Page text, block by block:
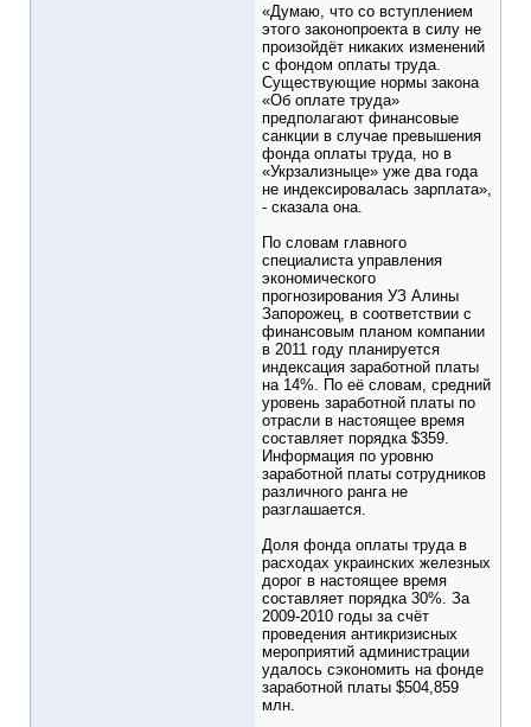
«Думаю, что со вступлением
этого законопроекта в силу не
произойдёт никаких изменений
с фондом оплаты труда.
Существующие нормы закона
«Об оплате труда»
предполагают финансовые
санкции в случае превышения
фонда оплаты труда, но в
«Укрзализныце» уже два года
не индексировалась зарплата»,
- сказала она.
По словам главного
специалиста управления
экономического
прогнозирования УЗ Алины
Запорожец, в соответствии с
финансовым планом компании
в 2011 году планируется
индексация заработной платы
на 14%. По её словам, средний
уровень заработной платы по
отрасли в настоящее время
составляет порядка $359.
Информация по уровню
заработной платы сотрудников
различного ранга не
разглашается.
Доля фонда оплаты труда в
расходах украинских железных
дорог в настоящее время
составляет порядка 30%. За
2009-2010 годы за счёт
проведения антикризисных
мероприятий администрации
удалось сэкономить на фонде
заработной платы $504,859
млн.